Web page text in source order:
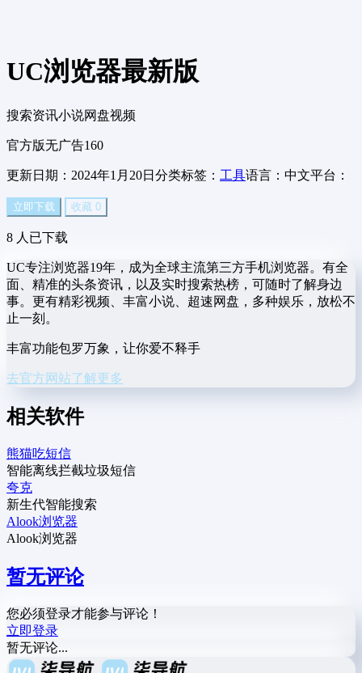
UC浏览器最新版
搜索资讯小说网盘视频
官方版无广告160
更新日期：2024年1月20日 分类标签： 工具语言：中文平台：
立即下载 收藏 0
8 人已下载
UC专注浏览器19年，成为全球主流第三方手机浏览器。有全
面、精准的头条资讯，以及实时搜索热榜，可随时了解身边
事。更有精彩视频、丰富小说、超速网盘，多种娱乐，放松不
止一刻。
丰富功能包罗万象，让你爱不释手
去官方网站了解更多
相关软件
熊猫吃短信
智能离线拦截垃圾短信
夸克
新生代智能搜索
Alook浏览器
Alook浏览器
暂无评论
您必须登录才能参与评论！
立即登录
暂无评论...